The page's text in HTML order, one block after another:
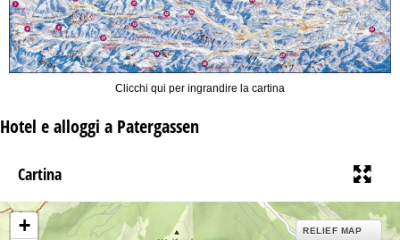
Clicchi qui per ingrandire la cartina
Hotel e alloggi a Patergassen
Cartina
+ RELIEF MAP